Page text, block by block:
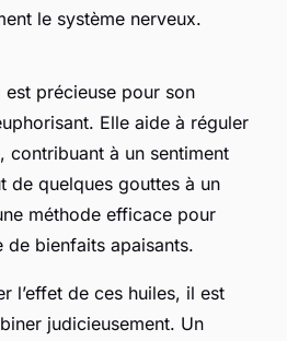
le système nerveux.
est précieuse pour son
Elle aide à réguler
contribuant à un sentiment
de quelques gouttes à un
méthode efficace pour
de bienfaits apaisants.
l’effet de ces huiles, il est
judicieusement. Un